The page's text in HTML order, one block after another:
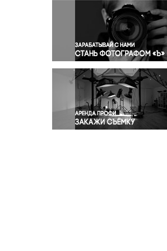
Окружающая среда
Политика
Правосудие
Происшествия и конфликты
Религия
Светская жизнь
Спорт
Экология
Экономика и бизнес